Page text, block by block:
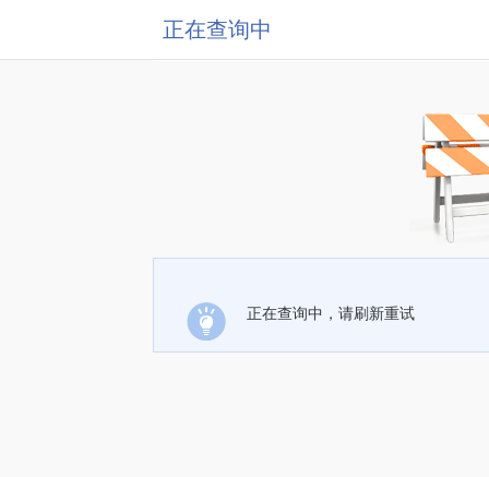
正在查询中
正在查询中，请刷新重试